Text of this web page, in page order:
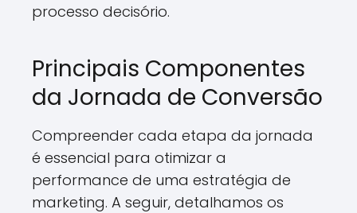
processo decisório.
Principais Componentes
da Jornada de Conversão
Compreender cada etapa da jornada
é essencial para otimizar a
performance de uma estratégia de
marketing. A seguir, detalhamos os